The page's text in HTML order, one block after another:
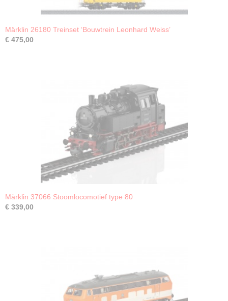
Märklin 26180 Treinset ‘Bouwtrein Leonhard Weiss’
€ 475,00
Märklin 37066 Stoomlocomotief type 80
€ 339,00